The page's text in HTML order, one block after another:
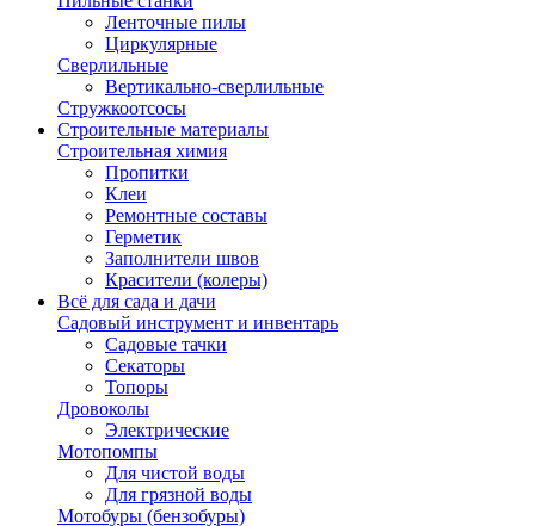
Ленточные пилы
Циркулярные
Сверлильные
Вертикально-сверлильные
Стружкоотсосы
Строительные материалы
Строительная химия
Пропитки
Клеи
Ремонтные составы
Герметик
Заполнители швов
Красители (колеры)
Всё для сада и дачи
Садовый инструмент и инвентарь
Садовые тачки
Секаторы
Топоры
Дровоколы
Электрические
Мотопомпы
Для чистой воды
Для грязной воды
Мотобуры (бензобуры)